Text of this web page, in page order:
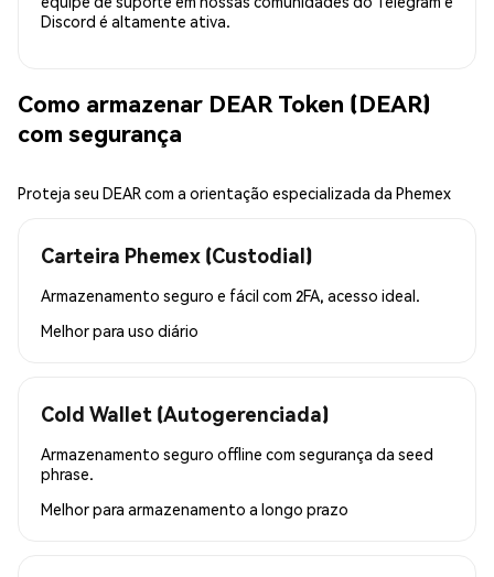
Discord é altamente ativa.
Como armazenar DEAR Token (DEAR)
com segurança
Proteja seu DEAR com a orientação especializada da Phemex
Carteira Phemex (Custodial)
Armazenamento seguro e fácil com 2FA, acesso ideal.
Melhor para uso diário
Cold Wallet (Autogerenciada)
Armazenamento seguro offline com segurança da seed
phrase.
Melhor para armazenamento a longo prazo